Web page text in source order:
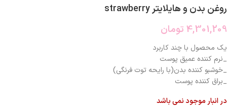
روغن بدن و هایلایتر strawberry
4,301,209 تومان
یک محصول با چند کاربرد
_نرم کننده عمیق پوست
_خوشبو کننده بدن(با رایحه توت فرنگی)
_براق کننده پوست
در انبار موجود نمی باشد